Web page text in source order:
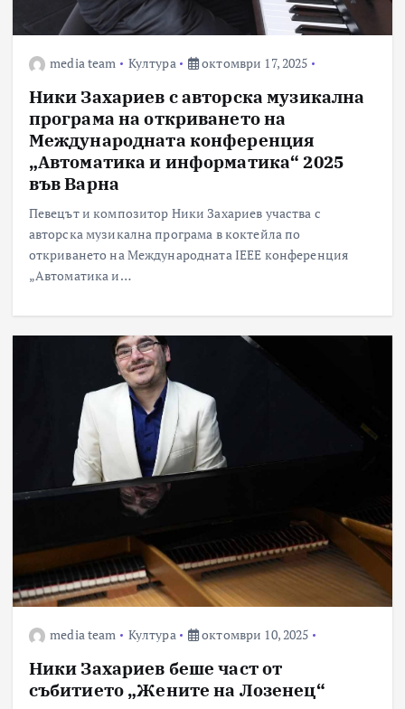
media team Култура октомври 17, 2025
Ники Захариев с авторска музикална
програма на откриването на
Международната конференция
„Автоматика и информатика“ 2025
във Варна
Певецът и композитор Ники Захариев участва с
авторска музикална програма в коктейла по
откриването на Международната IEEE конференция
„Автоматика и…
media team Култура октомври 10, 2025
Ники Захариев беше част от
събитието „Жените на Лозенец“